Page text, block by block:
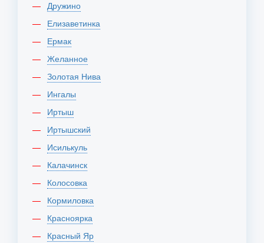
Дружино
Елизаветинка
Ермак
Желанное
Золотая Нива
Ингалы
Иртыш
Иртышский
Исилькуль
Калачинск
Колосовка
Кормиловка
Красноярка
Красный Яр